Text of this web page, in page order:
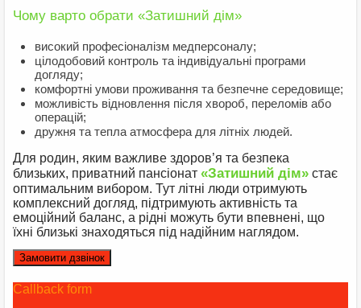
Чому варто обрати «Затишний дім»
високий професіоналізм медперсоналу;
цілодобовий контроль та індивідуальні програми
догляду;
комфортні умови проживання та безпечне середовище;
можливість відновлення після хвороб, переломів або
операцій;
дружня та тепла атмосфера для літніх людей.
Для родин, яким важливе здоров’я та безпека
близьких, приватний пансіонат«Затишний дім» стає
оптимальним вибором. Тут літні люди отримують
комплексний догляд, підтримують активність та
емоційний баланс, а рідні можуть бути впевнені, що
їхні близькі знаходяться під надійним наглядом.
Замовити дзвінок
Callback form